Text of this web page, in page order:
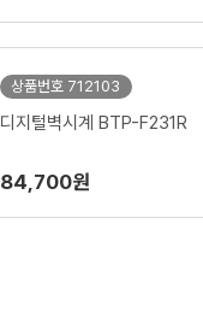
상품번호 712103
디지털벽시계 BTP-F231R
84,700원